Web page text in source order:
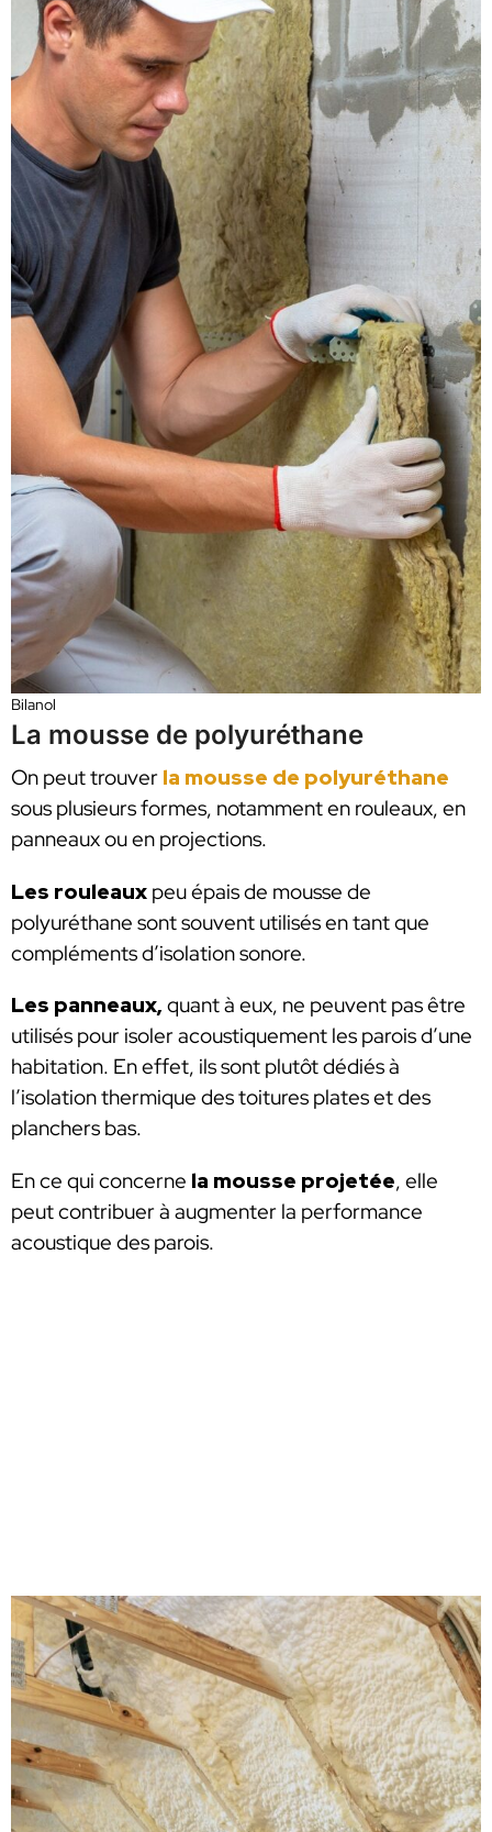
Bilanol
La mousse de polyuréthane
On peut trouver la mousse de polyuréthane
sous plusieurs formes, notamment en rouleaux, en
panneaux ou en projections.
Les rouleaux peu épais de mousse de
polyuréthane sont souvent utilisés en tant que
compléments d’isolation sonore.
Les panneaux,quant à eux, ne peuvent pas être
utilisés pour isoler acoustiquement les parois d’une
habitation. En effet, ils sont plutôt dédiés à
l’isolation thermique des toitures plates et des
planchers bas.
En ce qui concerne la mousse projetée, elle
peut contribuer à augmenter la performance
acoustique des parois.